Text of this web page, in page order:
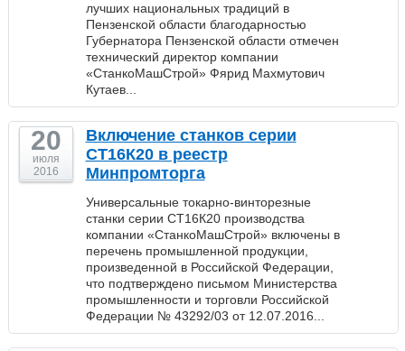
лучших национальных традиций в
Пензенской области благодарностью
Губернатора Пензенской области отмечен
технический директор компании
«СтанкоМашСтрой» Фярид Махмутович
Кутаев...
20
июля
2016
Включение станков серии
СТ16К20 в реестр
Минпромторга
Универсальные токарно-винторезные
станки серии СТ16К20 производства
компании «СтанкоМашСтрой» включены в
перечень промышленной продукции,
произведенной в Российской Федерации,
что подтверждено письмом Министерства
промышленности и торговли Российской
Федерации № 43292/03 от 12.07.2016...